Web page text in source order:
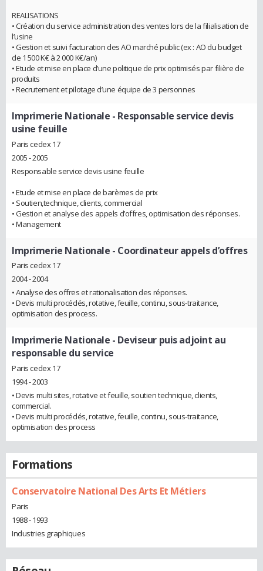
REALISATIONS
• Création du service administration des ventes lors de la filialisation de
l’usine
• Gestion et suivi facturation des AO marché public (ex : AO du budget
de 1 500 K€ à 2 000 K€/an)
• Etude et mise en place d’une politique de prix optimisés par filière de
produits
• Recrutement et pilotage d’une équipe de 3 personnes
Imprimerie Nationale - Responsable service devis
usine feuille
Paris cedex 17
2005 - 2005
Responsable service devis usine feuille
• Etude et mise en place de barèmes de prix
• Soutien,technique, clients, commercial
• Gestion et analyse des appels d’offres, optimisation des réponses.
• Management
Imprimerie Nationale - Coordinateur appels d’offres
Paris cedex 17
2004 - 2004
• Analyse des offres et rationalisation des réponses.
• Devis multi procédés, rotative, feuille, continu, sous-traitance,
optimisation des process.
Imprimerie Nationale - Deviseur puis adjoint au
responsable du service
Paris cedex 17
1994 - 2003
• Devis multi sites, rotative et feuille, soutien technique, clients,
commercial.
• Devis multi procédés, rotative, feuille, continu, sous-traitance,
optimisation des process
Formations
Conservatoire National Des Arts Et Métiers
Paris
1988 - 1993
Industries graphiques